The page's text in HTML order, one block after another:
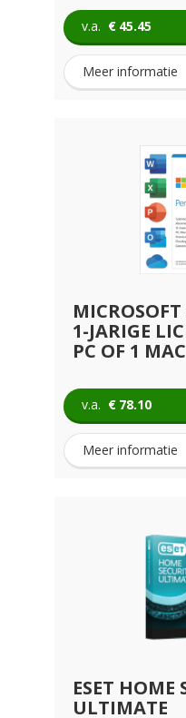
v.a. € 45.45
Meer informatie
1-JARIGE
PC OF 1 MAC
v.a. € 78.10
Meer informatie
ESET HOME
ULTIMATE